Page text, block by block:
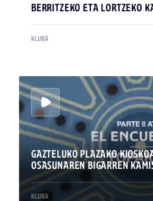
BERRITZEKO ETA LORTZEKO
KLUBA
GAZTELUKO PLAZAKO
OSASUNAREN BIGARREN
KLUBA